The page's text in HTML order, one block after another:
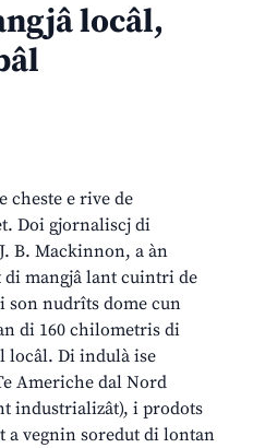
locâl,
cheste e rive de
Doi gjornaliscj di
B. Mackinnon, a àn
mangjâ lant cuintri de
son nudrîts dome cun
di 160 chilometris di
locâl. Di indulà ise
Americhe dal Nord
industrializât), i prodots
a vegnin soredut di lontan